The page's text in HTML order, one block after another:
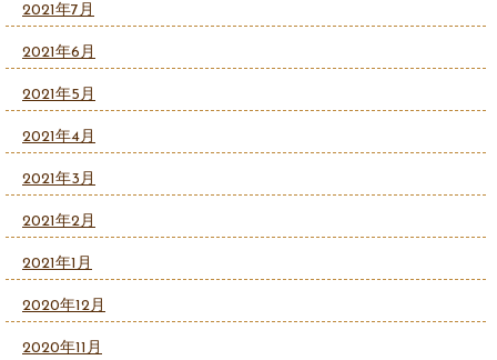
2021年7月
2021年6月
2021年5月
2021年4月
2021年3月
2021年2月
2021年1月
2020年12月
2020年11月